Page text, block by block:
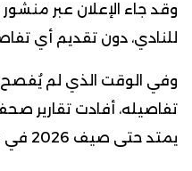
وقد جاء الإعلان عبر
للنادي، دون تقديم أي
وفي الوقت الذي لم يُفصح
تفاصيله، أفادت تقارير
يمتد حتى صيف 2026 في صفقة انتقال حر.